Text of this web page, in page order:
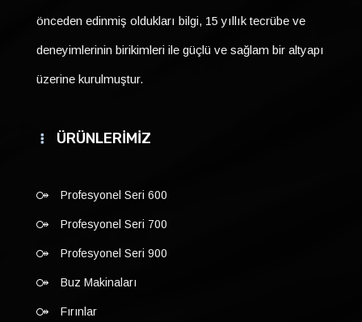
önceden edinmiş oldukları bilgi, 15 yıllık tecrübe ve
deneyimlerinin birikimleri ile güçlü ve sağlam bir altyapı
üzerine kurulmuştur.
ÜRÜNLERİMİZ
Profesyonel Seri 600
Profesyonel Seri 700
Profesyonel Seri 900
Buz Makinaları
Fırınlar